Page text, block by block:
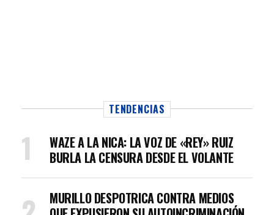
TENDENCIAS
WAZE A LA NICA: LA VOZ DE «REY» RUIZ
BURLA LA CENSURA DESDE EL VOLANTE
MURILLO DESPOTRICA CONTRA MEDIOS